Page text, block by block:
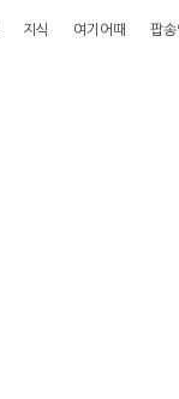
지식 여기어때 팝송